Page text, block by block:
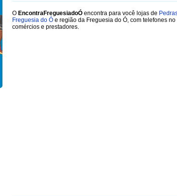
O EncontraFreguesiadoÓ encontra para você lojas de
Freguesia do Ó e região da Freguesia do Ó, com telefones
comércios e prestadores.